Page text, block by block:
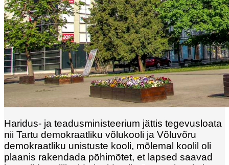
Haridus- ja teadusministeerium jättis tegevusloata
nii Tartu demokraatliku võlukooli ja Võluvõru
demokraatliku unistuste kooli, mõlemal koolil oli
plaanis rakendada põhimõtet, et lapsed saavad